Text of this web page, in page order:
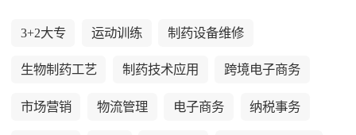
3+2大专 运动训练 制药设备维修
生物制药工艺 制药技术应用 跨境电子商务
市场营销 物流管理 电子商务 纳税事务